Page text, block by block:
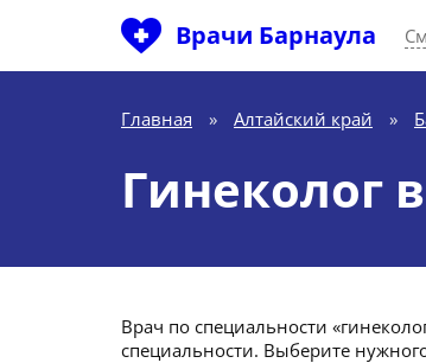
Врачи Барнаула
Главная » Алтайский край »
Гинеколог
Врач по специальности
специальности. Выберите